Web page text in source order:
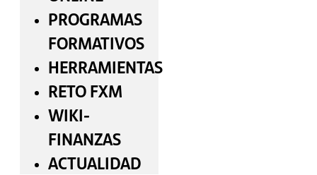
PROGRAMAS
FORMATIVOS
HERRAMIENTAS
RETO FXM
WIKI-
FINANZAS
ACTUALIDAD